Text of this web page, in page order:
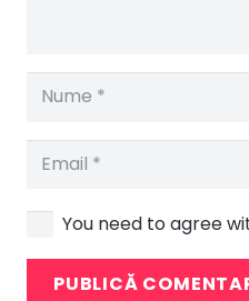
You need to agree
PUBLICĂ